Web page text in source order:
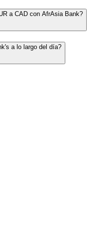
a CAD con AfrAsia Bank?
a lo largo del día?